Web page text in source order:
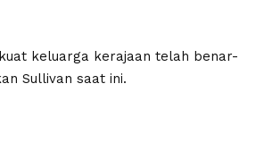
keluarga kerajaan telah benar-
Sullivan saat ini.